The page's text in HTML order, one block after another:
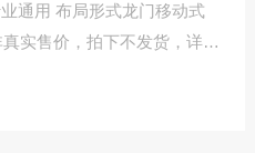
通用 布局形式龙门移动式
实售价，拍下不发货，详情